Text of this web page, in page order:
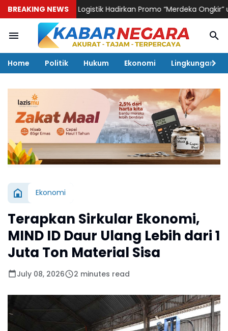
BREAKING NEWS
KAI Logistik Hadirkan Promo “Merdeka Ongkir” untuk
Home Politik Hukum Ekonomi Lingkungan
Ekonomi
Terapkan Sirkular Ekonomi,
MIND ID Daur Ulang Lebih dari 1
Juta Ton Material Sisa
July 08, 2026 2 minutes read